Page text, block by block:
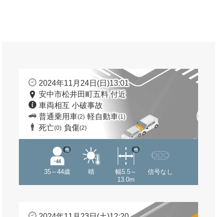
2024年11月24日(日)13:01
安中市松井田町五料 付近
車両相互 小破事故
普通乗用車(2) 軽自動車(1)
死亡(0) 負傷(2)
35～44歳
他
晴
幅5.5～
13.0m
他
信号なし